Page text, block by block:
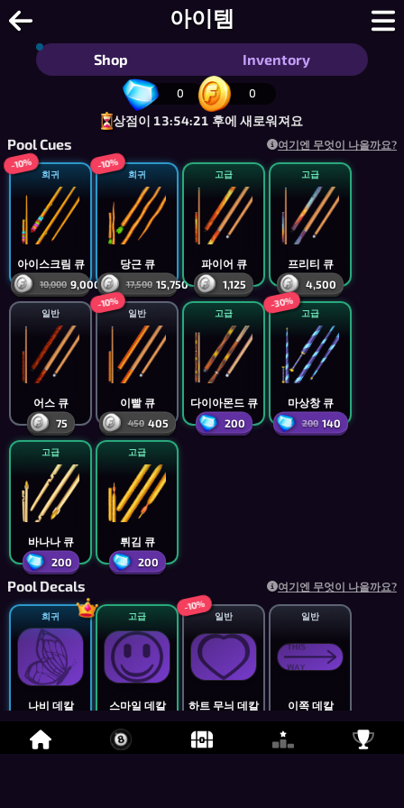
아이템
8볼 풀 온라인 - 무료 8볼 당구: 브라우
Shop Inventory
0 0
상점이 13:54:21 후에 새로워져요
Pool Cues 여기엔 무엇이 나올까요?
희귀
아이스크림 큐
10,000 9,000
-10%
희귀
당근 큐
17,500 15,750
-10%
고급
파이어 큐
1,125
고급
프리티 큐
4,500
일반
어스 큐
75
일반
이빨 큐
450 405
-10%
고급
다이아몬드 큐
200
고급
마상창 큐
200 140
-30%
고급
바나나 큐
200
고급
튀김 큐
200
Pool Decals 여기엔 무엇이 나올까요?
희귀
나비 데칼
서포터
고급
스마일 데칼
1,000
일반
하트 무늬 데칼
630
-10%
일반
이쪽 데칼
600
일반 일반
-30%
일반
-30% -30%